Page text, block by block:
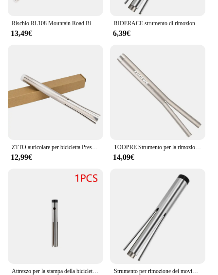
Rischio RL108 Mountain Road Bicycle Bike Headset staffa inferiore Cup Press Fit Press-in strumento di installazione
13,49€
RIDERACE strumento di rimozione del cuscinetto della pressa della bicicletta Press Fit BB dispositivo di rimozione della tazza della staffa inferiore per BB86 PF30 BB92 strumenti di riparazione della bici
6,39€
ZTTO auricolare per bicicletta Press Fit installa e rimuovi strumento scatola dello sterzo Semi integrata forcella corona distanziatore rondella Driver di installazione
12,99€
TOOPRE Strumento per la rimozione della tazza della cuffia della bicicletta Driver di espansione Pressa in acciaio inossidabile Fit ZS Tipo Steerer Pressfit BB Strumento per la rimozione della tazza
14,09€
Attrezzo per la stampa della bicicletta comodo strumento per la rimozione dell'asse inferiore del foro di sospensione pratico da usare strumento di rimozione BB per gli appassionati di bici Strumento per rimozione del movimento centrale pressfit delle pedivelle per biciclette, strumento riparazione bici